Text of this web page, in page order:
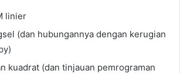
linier
(dan hubungannya dengan kerugian
kuadrat (dan tinjauan pemrograman